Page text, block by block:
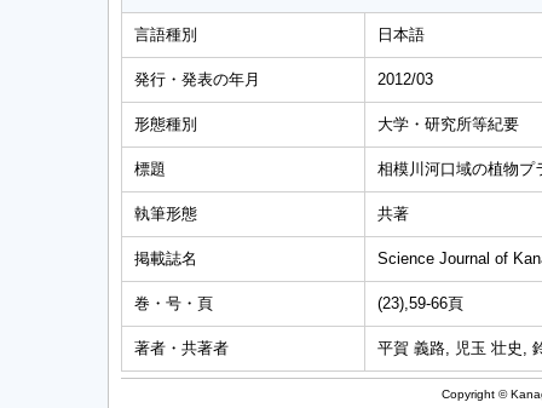
言語種別 日本語
発行・発表の年月 2012/03
形態種別 大学・研究所等紀要
標題 相模川河口域の植物プ
執筆形態 共著
掲載誌名 Science Journal of
巻・号・頁 (23),59-66頁
著者・共著者 平賀 義路, 児玉 壮史,
Copyright ©